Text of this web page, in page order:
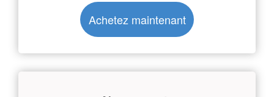
Achetez maintenant